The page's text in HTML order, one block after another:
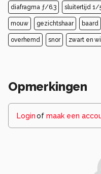
diafragma ƒ/6.3 sluitertijd 1/
mouw gezichtshaar baard
overhemd snor zwart en
Opmerkingen
Loginof maak een